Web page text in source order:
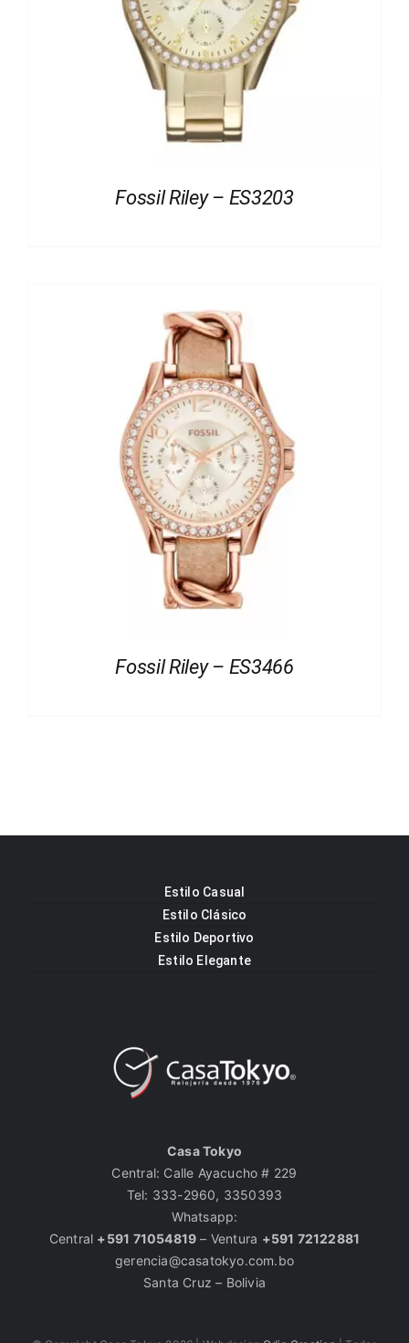
Fossil Riley – ES3203
Fossil Riley – ES3466
Estilo Casual
Estilo Clásico
Estilo Deportivo
Estilo Elegante
Casa Tokyo
Central: Calle Ayacucho # 229
Tel: 333-2960, 3350393
Whatsapp:
Central +591 71054819 – Ventura +591 72122881
gerencia@casatokyo.com.bo
Santa Cruz – Bolivia